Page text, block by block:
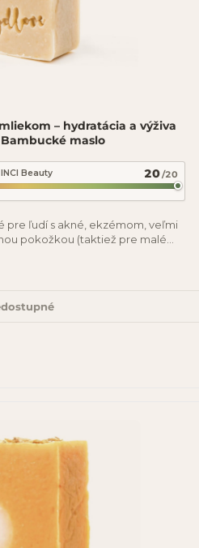
– hydratácia a výživa
maslo
Beauty 20/20
pre ľudí s akné, ekzémom, veľmi
pokožkou (taktiež pre malé